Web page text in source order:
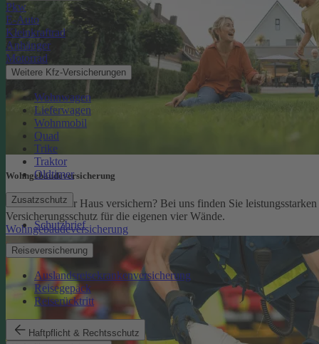
Pkw
E-Auto
Kleinkraftrad
Anhänger
Motorrad
Weitere Kfz-Versicherungen
Wohnwagen
Lieferwagen
Wohnmobil
Quad
Trike
Traktor
Oldtimer
Zusatzschutz
Schutzbrief
Reiseversicherung
Auslandsreisekrankenversicherung
Reisegepäck
Reiserücktritt
Haftpflicht & Rechtsschutz
Wohngebäude­versicherung
Sie möchten Ihr Haus versichern? Bei uns finden Sie leistungsstarken
Versicherungsschutz für die eigenen vier Wände.
Wohngebäudeversicherung